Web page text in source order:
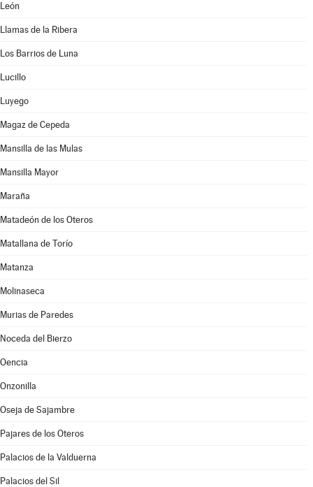
León
Llamas de la Ribera
Los Barrios de Luna
Lucillo
Luyego
Magaz de Cepeda
Mansilla de las Mulas
Mansilla Mayor
Maraña
Matadeón de los Oteros
Matallana de Torío
Matanza
Molinaseca
Murias de Paredes
Noceda del Bierzo
Oencia
Onzonilla
Oseja de Sajambre
Pajares de los Oteros
Palacios de la Valduerna
Palacios del Sil